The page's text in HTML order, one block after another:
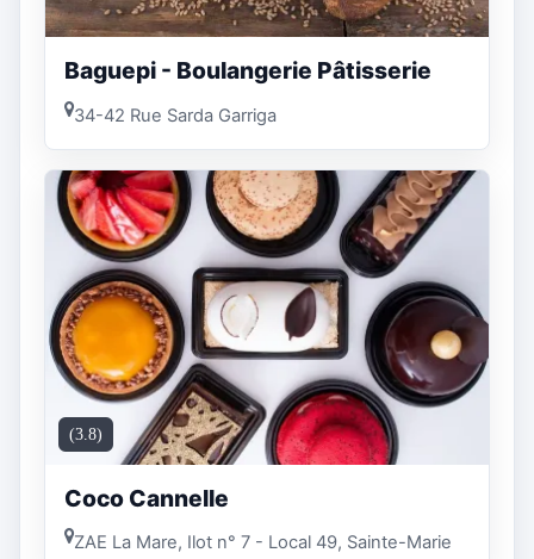
Baguepi - Boulangerie Pâtisserie
34-42 Rue Sarda Garriga
(3.8)
Coco Cannelle
ZAE La Mare, Ilot n° 7 - Local 49, Sainte-Marie